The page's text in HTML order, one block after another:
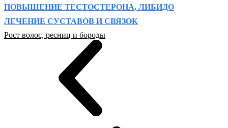
ПОВЫШЕНИЕ ТЕСТОСТЕРОНА, ЛИБИДО
ЛЕЧЕНИЕ СУСТАВОВ И СВЯЗОК
Рост волос, ресниц и бороды